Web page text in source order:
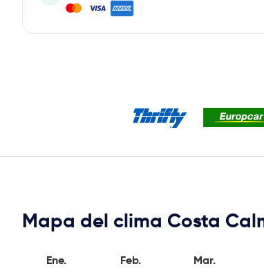
Mapa del clima Costa
Ene. Feb. Mar.